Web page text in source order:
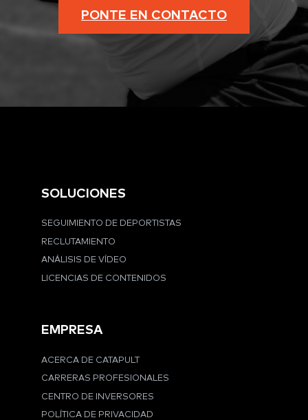
PONTE EN CONTACTO
SOLUCIONES
SEGUIMIENTO DE DEPORTISTAS
RECLUTAMIENTO
ANÁLISIS DE VÍDEO
LICENCIAS DE CONTENIDOS
EMPRESA
ACERCA DE CATAPULT
CARRERAS PROFESIONALES
CENTRO DE INVERSORES
POLÍTICA DE PRIVACIDAD